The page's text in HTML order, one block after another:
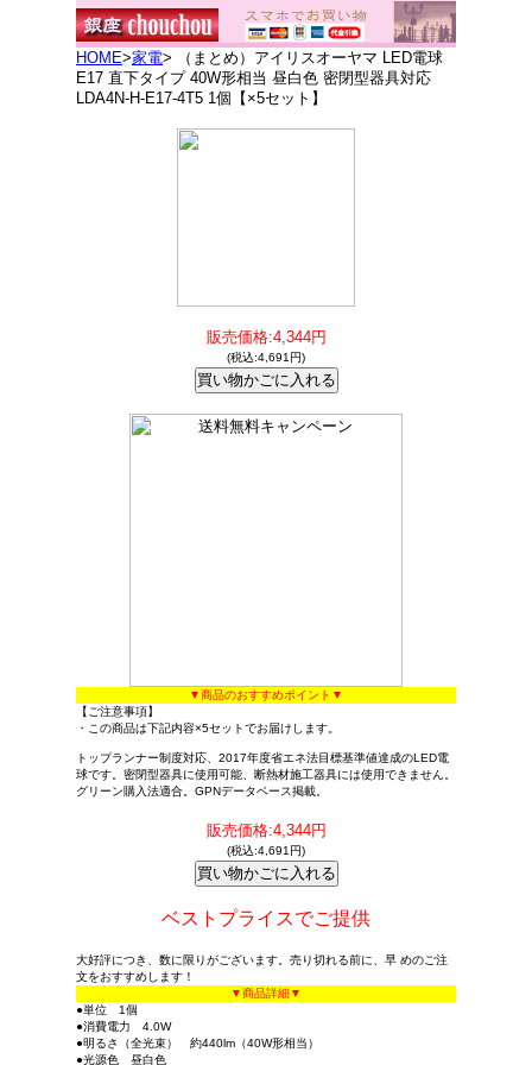
HOME>家電> （まとめ）アイリスオーヤマ LED電球
E17 直下タイプ 40W形相当 昼白色 密閉型器具対応
LDA4N-H-E17-4T5 1個【×5セット】
販売価格:4,344円
(税込:4,691円)
▼商品のおすすめポイント▼
【ご注意事項】
・この商品は下記内容×5セットでお届けします。
トップランナー制度対応、2017年度省エネ法目標基準値達成のLED電
球です。密閉型器具に使用可能、断熱材施工器具には使用できません。
グリーン購入法適合。GPNデータベース掲載。
販売価格:4,344円
(税込:4,691円)
ベストプライスでご提供
大好評につき、数に限りがございます。売り切れる前に、早 めのご注
文をおすすめします！
▼商品詳細▼
●単位 1個
●消費電力 4.0W
●明るさ（全光束） 約440lm（40W形相当）
●光源色 昼白色